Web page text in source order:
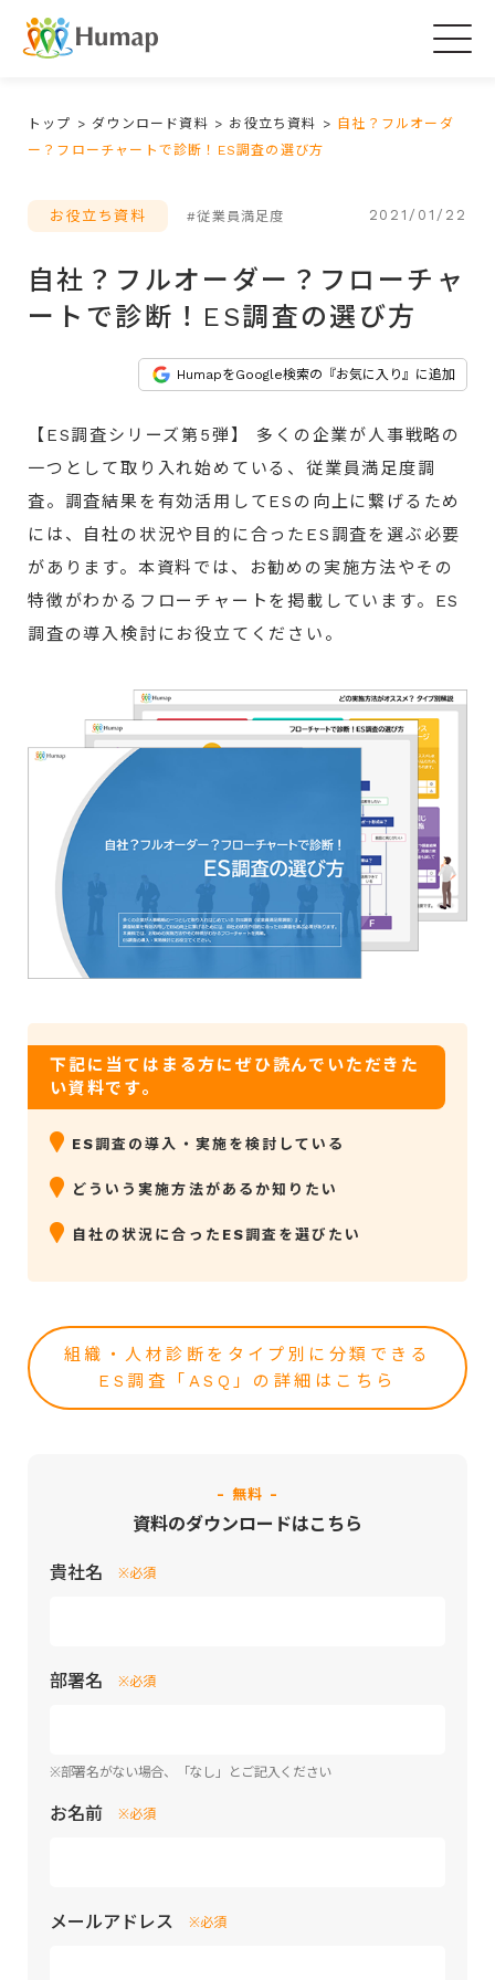
トップ > ダウンロード資料 > お役立ち資料 > 自社？フルオーダ
ー？フローチャートで診断！ES調査の選び方
お役立ち資料 #従業員満足度 2021/01/22
自社？フルオーダー？フローチャ
ートで診断！ES調査の選び方
HumapをGoogle検索の『お気に入り』に追加
【ES調査シリーズ第5弾】 多くの企業が人事戦略の
一つとして取り入れ始めている、従業員満足度調
査。調査結果を有効活用してESの向上に繋げるため
には、自社の状況や目的に合ったES調査を選ぶ必要
があります。本資料では、お勧めの実施方法やその
特徴がわかるフローチャートを掲載しています。ES
調査の導入検討にお役立てください。
下記に当てはまる方にぜひ読んでいただきた
い資料です。
ES調査の導入・実施を検討している
どういう実施方法があるか知りたい
自社の状況に合ったES調査を選びたい
組織・人材診断をタイプ別に分類できる
ES調査「ASQ」の詳細はこちら
- 無料 -
資料のダウンロードはこちら
貴社名 ※必須
部署名 ※必須
※部署名がない場合、「なし」とご記入ください
お名前 ※必須
メールアドレス ※必須